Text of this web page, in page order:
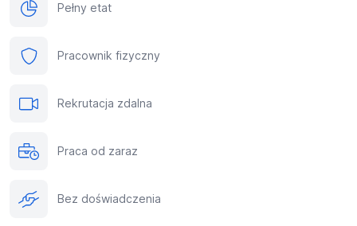
Pełny etat
Pracownik fizyczny
Rekrutacja zdalna
Praca od zaraz
Bez doświadczenia